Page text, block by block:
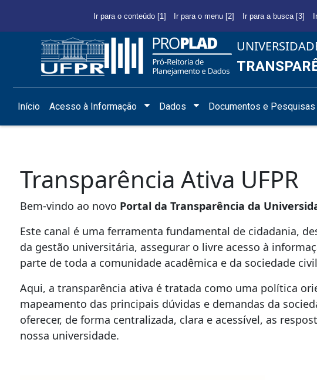
Ir para o conteúdo [1] Ir para o menu [2] Ir para a busca [3]
Início Acesso à Informação Dados Documentos e
Transparência Ativa UFPR
Bem-vindo ao novo Portal da Transparência da
Este canal é uma ferramenta fundamental de cidadania,
da gestão universitária, assegurar o livre acesso à
parte de toda a comunidade acadêmica e da sociedade
Aqui, a transparência ativa é tratada como uma política
mapeamento das principais dúvidas e demandas da
oferecer, de forma centralizada, clara e acessível, as
nossa universidade.